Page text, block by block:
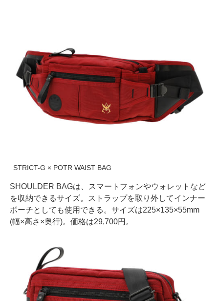
STRICT-G × POTR WAIST BAG
SHOULDER BAGは、スマートフォンやウォレットなど
を収納できるサイズ。ストラップを取り外してインナー
ポーチとしても使用できる。サイズは225×135×55mm
(幅×高さ×奥行)。価格は29,700円。